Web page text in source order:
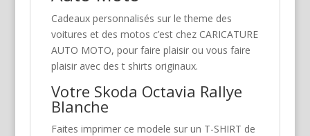
Cadeaux personnalisés sur le theme des
voitures et des motos c’est chez CARICATURE
AUTO MOTO, pour faire plaisir ou vous faire
plaisir avec des t shirts originaux.
Votre Skoda Octavia Rallye
Blanche
Faites imprimer ce modele sur un T-SHIRT de